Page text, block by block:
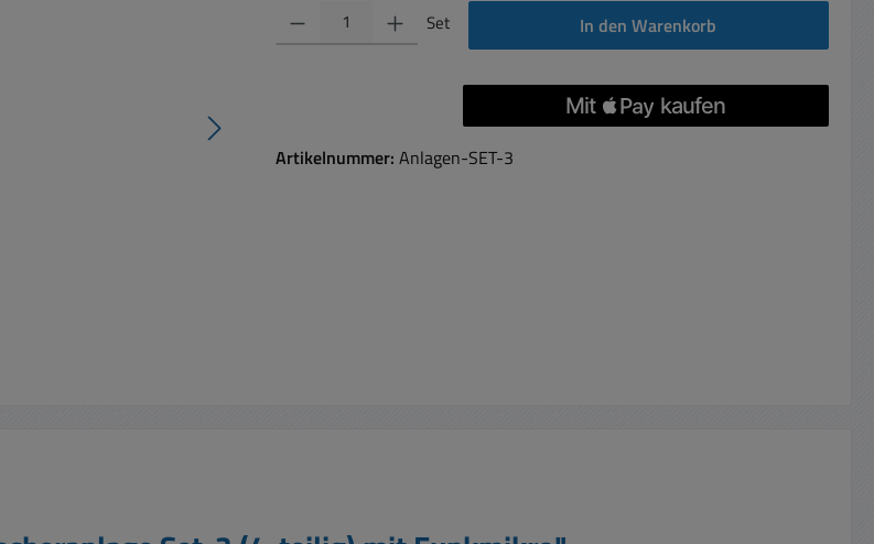
Produkt Anzahl: Gib den gewünschten Wert ein oder benutze die Schaltflächen um die
Set In den Warenkorb
Artikelnummer: Anlagen-SET-3